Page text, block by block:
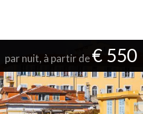
par nuit, à partir de€ 550